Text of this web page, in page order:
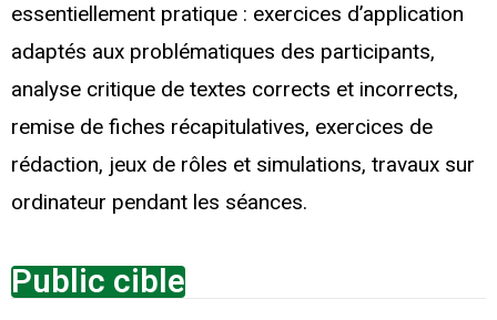
essentiellement pratique : exercices d’application
adaptés aux problématiques des participants,
analyse critique de textes corrects et incorrects,
remise de fiches récapitulatives, exercices de
rédaction, jeux de rôles et simulations, travaux sur
ordinateur pendant les séances.
Public cible